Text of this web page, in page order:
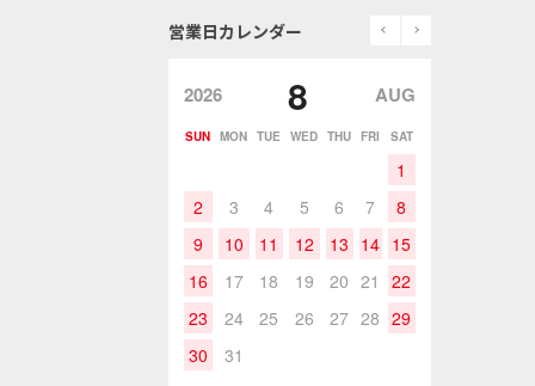
営業日カレンダー prev
2026 8 AUG
SUN MON TUE WED THU FRI SAT
1
2
3 4 5 6 7
8
9
10 11 12 13 14 15
16
17 18 19 20 21
22
23
24 25 26 27 28 29
30
31